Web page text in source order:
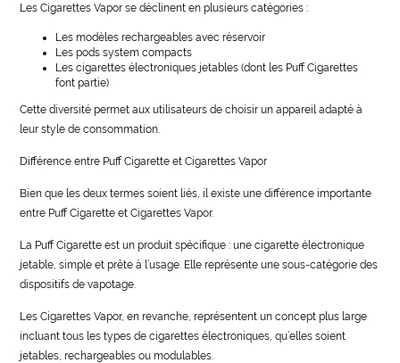
Les Cigarettes Vapor se déclinent en plusieurs catégories :
Les modèles rechargeables avec réservoir
Les pods system compacts
Les cigarettes électroniques jetables (dont les Puff Cigarettes
font partie)
Cette diversité permet aux utilisateurs de choisir un appareil adapté à
leur style de consommation.
Différence entre Puff Cigarette et Cigarettes Vapor
Bien que les deux termes soient liés, il existe une différence importante
entre Puff Cigarette et Cigarettes Vapor.
La Puff Cigarette est un produit spécifique : une cigarette électronique
jetable, simple et prête à l’usage. Elle représente une sous-catégorie des
dispositifs de vapotage.
Les Cigarettes Vapor, en revanche, représentent un concept plus large
incluant tous les types de cigarettes électroniques, qu’elles soient
jetables, rechargeables ou modulables.